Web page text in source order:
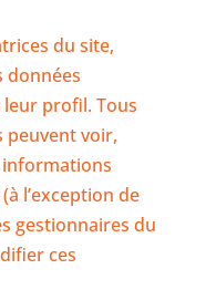
du site,
données
profil. Tous
peuvent voir,
l’exception de
gestionnaires du
ces